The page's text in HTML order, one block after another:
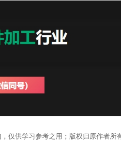
仅供学习参考之用；版权归原作者